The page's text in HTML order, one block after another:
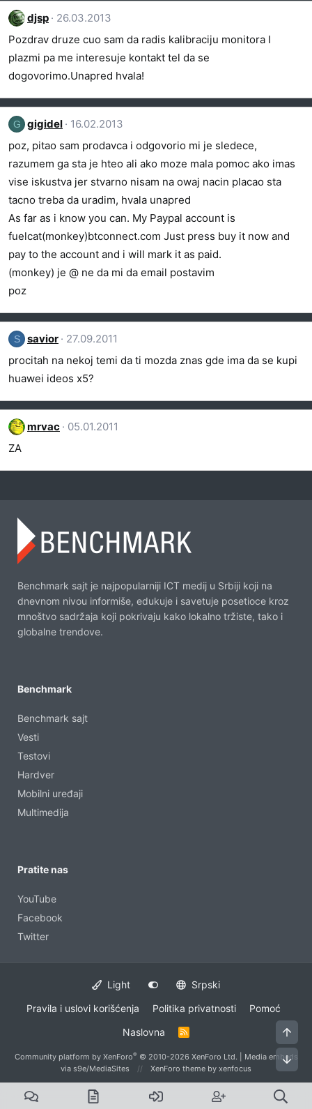
djsp
26.03.2013
Pozdrav druze cuo sam da radis kalibraciju monitora I
plazmi pa me interesuje kontakt tel da se
dogovorimo.Unapred hvala!
G gigidel
16.02.2013
poz, pitao sam prodavca i odgovorio mi je sledece,
razumem ga sta je hteo ali ako moze mala pomoc ako imas
vise iskustva jer stvarno nisam na owaj nacin placao sta
tacno treba da uradim, hvala unapred
As far as i know you can. My Paypal account is
fuelcat(monkey)btconnect.com Just press buy it now and
pay to the account and i will mark it as paid.
(monkey) je @ ne da mi da email postavim
poz
S savior
27.09.2011
procitah na nekoj temi da ti mozda znas gde ima da se kupi
huawei ideos x5?
mrvac
05.01.2011
ZA
Benchmark sajt je najpopularniji ICT medij u Srbiji koji na
dnevnom nivou informiše, edukuje i savetuje posetioce kroz
mnoštvo sadržaja koji pokrivaju kako lokalno tržiste, tako i
globalne trendove.
Benchmark
Benchmark sajt
Vesti
Testovi
Hardver
Mobilni uređaji
Multimedija
Pratite nas
YouTube
Facebook
Twitter
Light
Srpski
Pravila i uslovi korišćenja
Politika privatnosti
Pomoć
Naslovna
R
S
Community platform by XenForo® © 2010-2026 XenForo Ltd.
Media embeds
via s9e/MediaSites
XenForo theme by xenfocus
Dno